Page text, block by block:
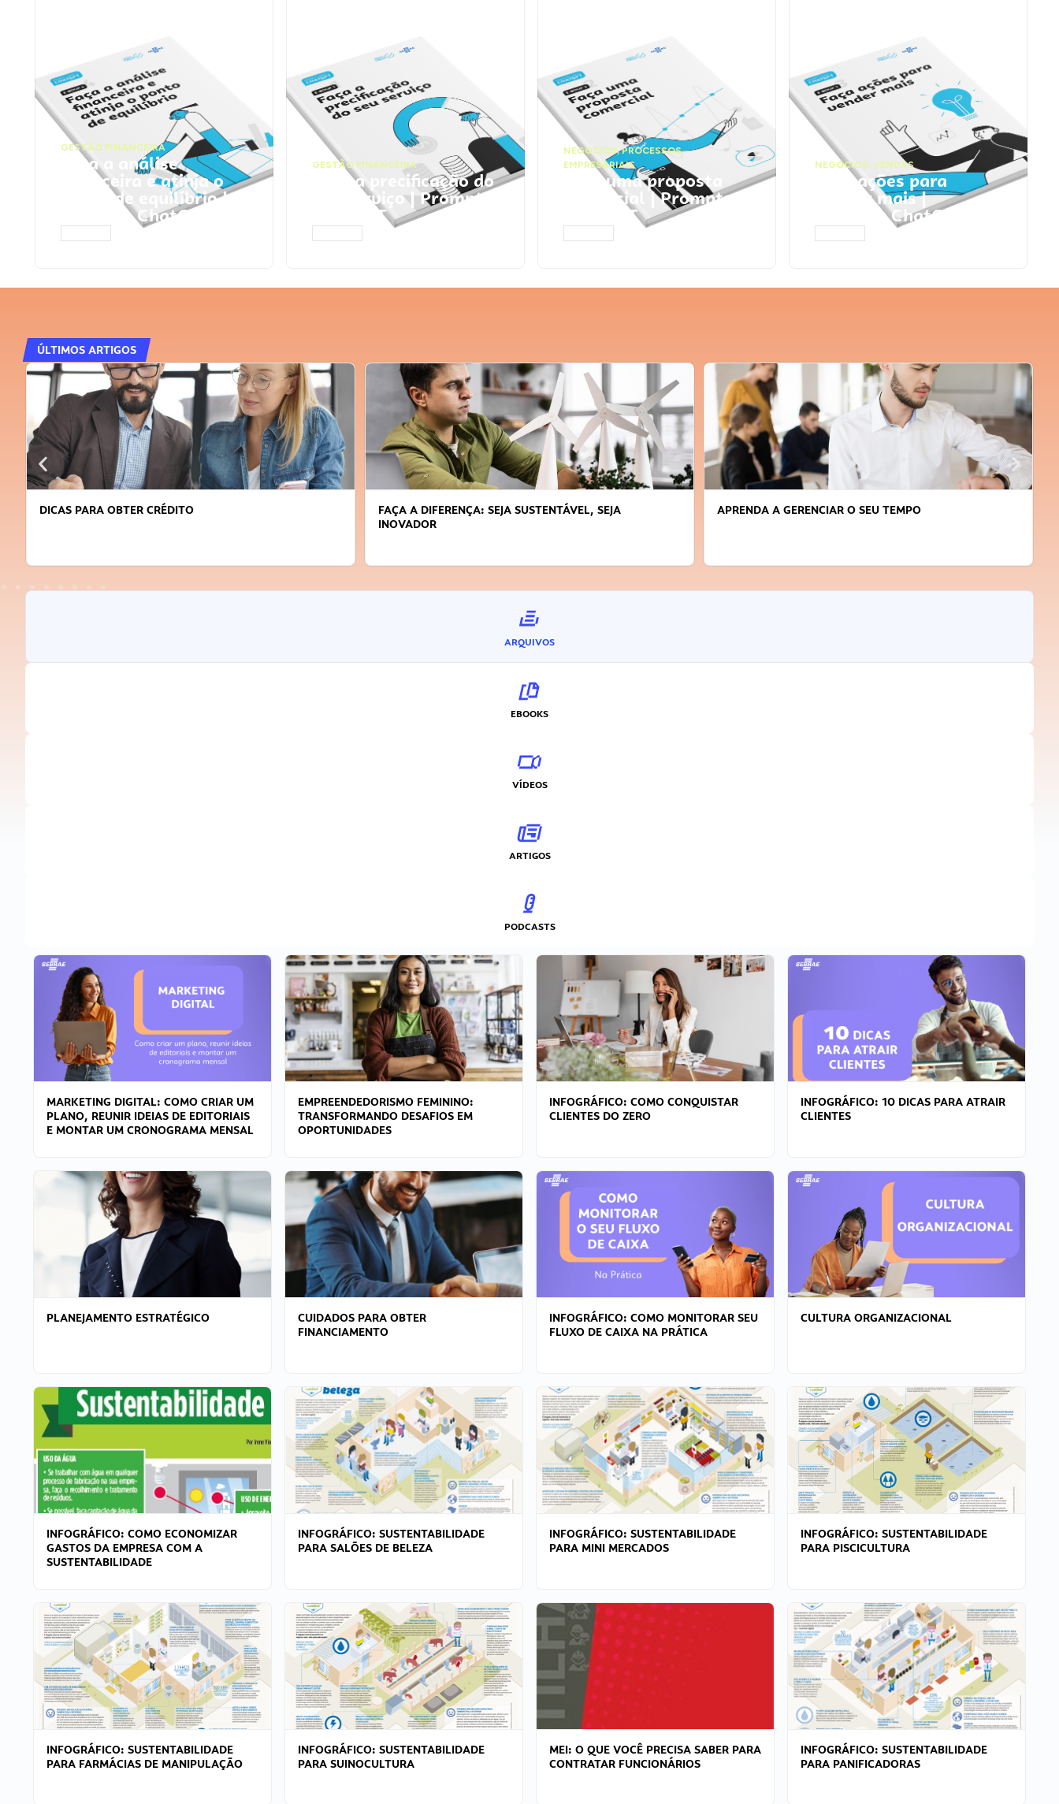
GESTÃO FINANCEIRA
Faça a análise
financeira e atinja o
ponto de equilíbrio |
Prompts ChatGPT
GESTÃO FINANCEIRA
Faça a precificação do
seu serviço | Prompts
ChatGPT
NEGÓCIOS,PROCESSOS
EMPRESARIAIS
Faça uma proposta
comercial | Prompts
ChatGPT
NEGÓCIOS, VENDAS
Faça ações para
vender mais |
Prompts ChatGPT
ÚLTIMOS ARTIGOS
DICAS PARA OBTER CRÉDITO
FAÇA A DIFERENÇA: SEJA SUSTENTÁVEL, SEJA
INOVADOR
APRENDA A GERENCIAR O SEU TEMPO
ARQUIVOS
EBOOKS
VÍDEOS
ARTIGOS
PODCASTS
MARKETING DIGITAL: COMO CRIAR UM
PLANO, REUNIR IDEIAS DE EDITORIAIS
E MONTAR UM CRONOGRAMA MENSAL
EMPREENDEDORISMO FEMININO:
TRANSFORMANDO DESAFIOS EM
OPORTUNIDADES
INFOGRÁFICO: COMO CONQUISTAR
CLIENTES DO ZERO
INFOGRÁFICO: 10 DICAS PARA ATRAIR
CLIENTES
PLANEJAMENTO ESTRATÉGICO
CUIDADOS PARA OBTER
FINANCIAMENTO
INFOGRÁFICO: COMO MONITORAR SEU
FLUXO DE CAIXA NA PRÁTICA
CULTURA ORGANIZACIONAL
INFOGRÁFICO: COMO ECONOMIZAR
GASTOS DA EMPRESA COM A
SUSTENTABILIDADE
INFOGRÁFICO: SUSTENTABILIDADE
PARA SALÕES DE BELEZA
INFOGRÁFICO: SUSTENTABILIDADE
PARA MINI MERCADOS
INFOGRÁFICO: SUSTENTABILIDADE
PARA PISCICULTURA
INFOGRÁFICO: SUSTENTABILIDADE
PARA FARMÁCIAS DE MANIPULAÇÃO
INFOGRÁFICO: SUSTENTABILIDADE
PARA SUINOCULTURA
MEI: O QUE VOCÊ PRECISA SABER PARA
CONTRATAR FUNCIONÁRIOS
INFOGRÁFICO: SUSTENTABILIDADE
PARA PANIFICADORAS